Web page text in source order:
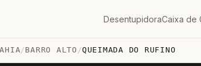
DesentupidoraCaixa de
/BARRO ALTO /QUEIMADA DO RUFINO